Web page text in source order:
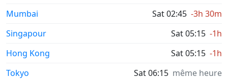
Mumbai
Sat 02:45 -3h 30m
Singapour
Sat 05:15 -1h
Hong Kong
Sat 05:15 -1h
Tokyo
Sat 06:15 même heure